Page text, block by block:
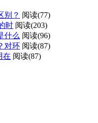
别？ 阅读(77)
时 阅读(203)
什么 阅读(96)
对环 阅读(87)
在 阅读(87)